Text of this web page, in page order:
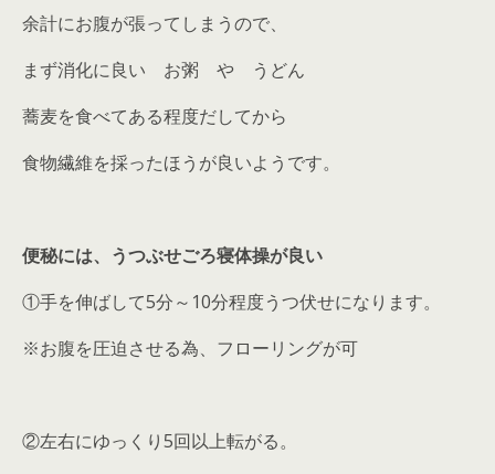
余計にお腹が張ってしまうので、
まず消化に良い お粥 や うどん
蕎麦を食べてある程度だしてから
食物繊維を採ったほうが良いようです。
便秘には、うつぶせごろ寝体操が良い
①手を伸ばして5分～10分程度うつ伏せになります。
※お腹を圧迫させる為、フローリングが可
②左右にゆっくり5回以上転がる。